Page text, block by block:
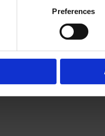
Preferences